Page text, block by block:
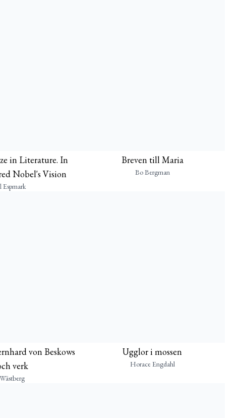
in Literature. In
Nobel's Vision
Espmark
Breven till Maria
Bo Bergman
von Beskows
verk
Ugglor i mossen
Horace Engdahl